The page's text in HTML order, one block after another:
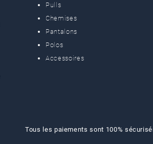
Pulls
Chemises
Pantalons
Polos
Accessoires
Tous les paiements sont 100%